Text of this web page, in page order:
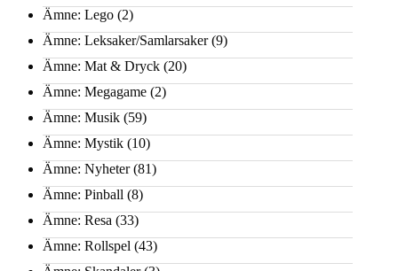
Ämne: Lego (2)
Ämne: Leksaker/Samlarsaker(9)
Ämne: Mat & Dryck (20)
Ämne: Megagame (2)
Ämne: Musik (59)
Ämne: Mystik (10)
Ämne: Nyheter(81)
Ämne: Pinball (8)
Ämne: Resa (33)
Ämne: Rollspel (43)